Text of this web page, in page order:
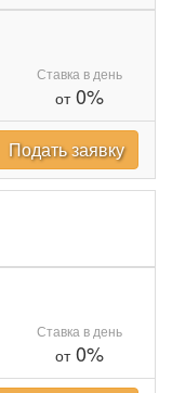
Ставка в день
от0%
Подать заявку
Ставка в день
от0%